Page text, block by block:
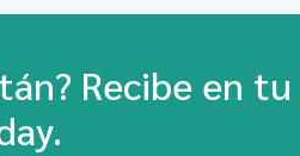
Recibe en